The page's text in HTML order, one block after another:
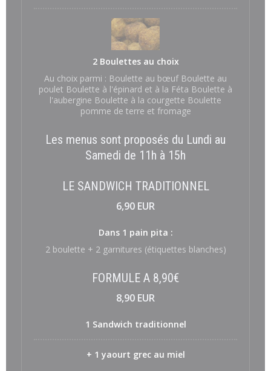
2 Boulettes au choix
Au choix parmi : Boulette au bœuf Boulette au
poulet Boulette à l'épinard et à la Féta Boulette à
l'aubergine Boulette à la courgette Boulette
pomme de terre et fromage
Les menus sont proposés du Lundi au
Samedi de 11h à 15h
LE SANDWICH TRADITIONNEL
6,90 EUR
Dans 1 pain pita :
2 boulette + 2 garnitures (étiquettes blanches)
FORMULE A 8,90€
8,90 EUR
1 Sandwich traditionnel
+ 1 yaourt grec au miel